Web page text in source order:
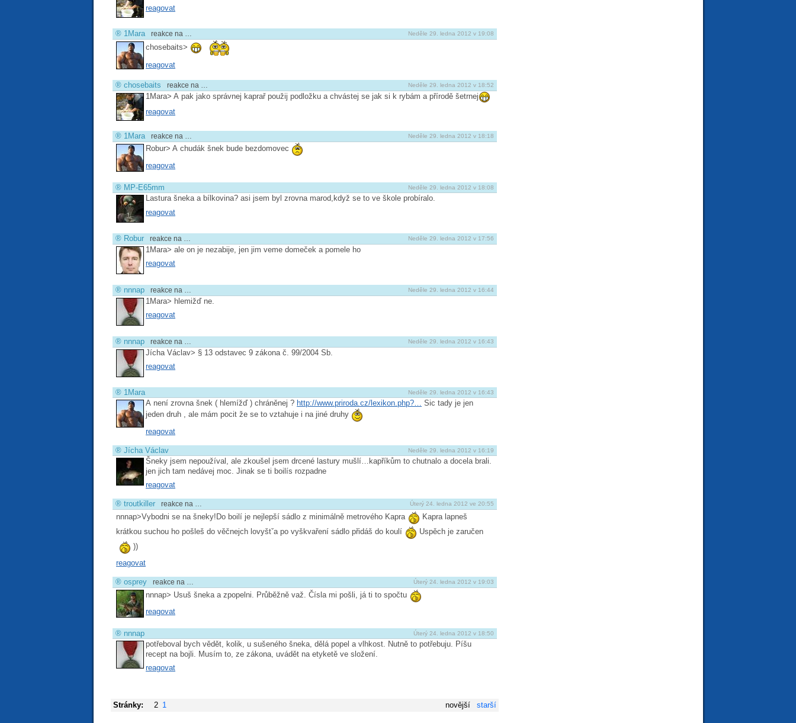
reagovat
Neděle 29. ledna 2012 v 19:08
® 1Mara reakce na …
chosebaits>
reagovat
Neděle 29. ledna 2012 v 18:52
® chosebaits reakce na …
1Mara> A pak jako správnej kaprař použij podložku a chvástej se jak si k rybám a přírodě šetrnej
reagovat
Neděle 29. ledna 2012 v 18:18
® 1Mara reakce na …
Robur> A chudák šnek bude bezdomovec
reagovat
Neděle 29. ledna 2012 v 18:08
® MP-E65mm
Lastura šneka a bílkovina? asi jsem byl zrovna marod,když se to ve škole probíralo.
reagovat
Neděle 29. ledna 2012 v 17:56
® Robur reakce na …
1Mara> ale on je nezabije, jen jim veme domeček a pomele ho
reagovat
Neděle 29. ledna 2012 v 16:44
® nnnap reakce na …
1Mara> hlemižď ne.
reagovat
Neděle 29. ledna 2012 v 16:43
® nnnap reakce na …
Jícha Václav> § 13 odstavec 9 zákona č. 99/2004 Sb.
reagovat
Neděle 29. ledna 2012 v 16:43
® 1Mara
A není zrovna šnek ( hlemížď ) chráněnej ? http://www.priroda.cz/lexikon.php?… Sic tady je jen
jeden druh , ale mám pocit že se to vztahuje i na jiné druhy
reagovat
Neděle 29. ledna 2012 v 16:19
® Jícha Václav
Šneky jsem nepoužíval, ale zkoušel jsem drcené lastury mušlí…kapříkům to chutnalo a docela brali.
jen jich tam nedávej moc. Jinak se ti boilís rozpadne
reagovat
Úterý 24. ledna 2012 ve 20:55
® troutkiller reakce na …
nnnap>Vybodni se na šneky!Do boilí je nejlepší sádlo z minimálně metrového Kapra
Kapra lapneš
krátkou suchou ho pošleš do věčnejch lovyštˇa po vyškvaření sádlo přidáš do koulí
Uspěch je zaručen
))
reagovat
Úterý 24. ledna 2012 v 19:03
® osprey reakce na …
nnnap> Usuš šneka a zpopelni. Průběžně važ. Čísla mi pošli, já ti to spočtu
reagovat
Úterý 24. ledna 2012 v 18:50
® nnnap
potřeboval bych vědět, kolik, u sušeného šneka, dělá popel a vlhkost. Nutně to potřebuju. Píšu
recept na bojli. Musím to, ze zákona, uvádět na etyketě ve složení.
reagovat
novější starší
Stránky: 2 1